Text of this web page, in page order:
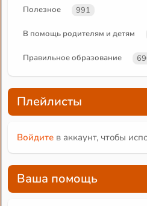
Полезное 991
В помощь родителям и детям
Правильное образование
Плейлисты
Войдите в аккаунт, чтобы
Ваша помощь